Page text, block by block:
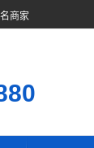
商家